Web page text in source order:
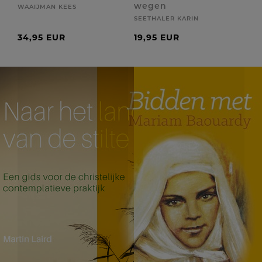
WAAIJMAN KEES
34,95 EUR
wegen
SEETHALER KARIN
19,95 EUR